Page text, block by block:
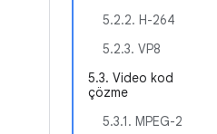
5.2.2. H-264
5.2.3. VP8
5.3. Video kod
çözme
5.3.1. MPEG-2